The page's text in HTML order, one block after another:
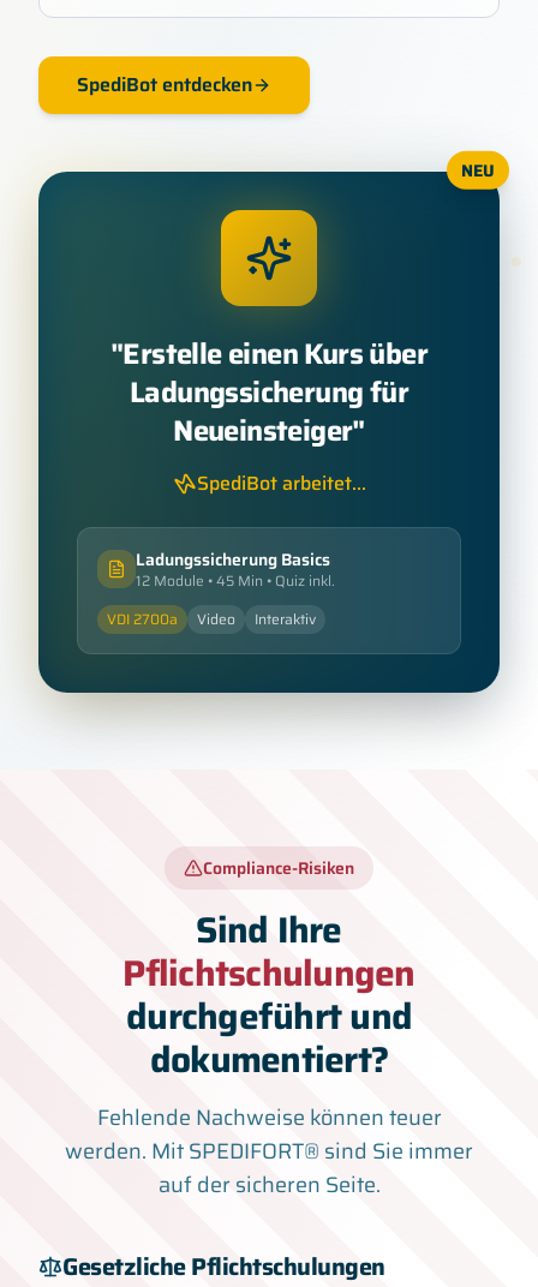
SpediBot entdecken
"Erstelle einen Kurs über
Ladungssicherung für
Neueinsteiger"
SpediBot arbeitet...
Ladungssicherung Basics
12 Module • 45 Min • Quiz inkl.
VDI 2700a
Video Interaktiv
NEU
Compliance-Risiken
Sind Ihre
Pflichtschulungen
durchgeführt und
dokumentiert?
Fehlende Nachweise können teuer
werden. Mit SPEDIFORT® sind Sie immer
auf der sicheren Seite.
Gesetzliche Pflichtschulungen